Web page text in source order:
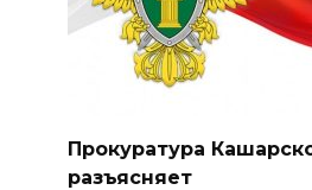
Прокуратура
разъясняет